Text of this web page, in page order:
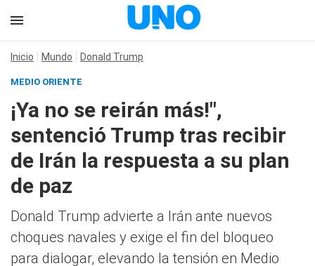
Inicio Mundo Donald Trump
MEDIO ORIENTE
¡Ya no se reirán más!",
sentenció Trump tras recibir
de Irán la respuesta a su plan
de paz
Donald Trump advierte a Irán ante nuevos
choques navales y exige el fin del bloqueo
para dialogar, elevando la tensión en Medio